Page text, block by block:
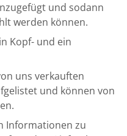
und sodann
werden können.
Kopf- und ein
uns verkauften
und können von
Informationen zu